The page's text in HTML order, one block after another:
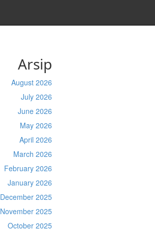
Arsip
August 2026
July 2026
June 2026
May 2026
April 2026
March 2026
February 2026
January 2026
December 2025
November 2025
October 2025